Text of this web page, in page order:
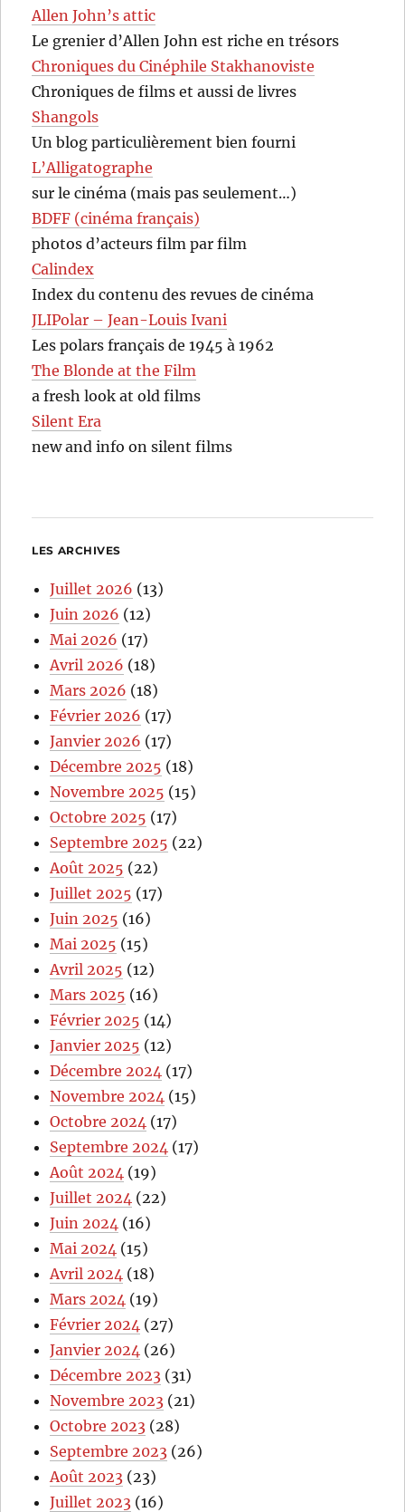
Allen John’s attic
Le grenier d’Allen John est riche en trésors
Chroniques du Cinéphile Stakhanoviste
Chroniques de films et aussi de livres
Shangols
Un blog particulièrement bien fourni
L’Alligatographe
sur le cinéma (mais pas seulement…)
BDFF (cinéma français)
photos d’acteurs film par film
Calindex
Index du contenu des revues de cinéma
JLIPolar – Jean-Louis Ivani
Les polars français de 1945 à 1962
The Blonde at the Film
a fresh look at old films
Silent Era
new and info on silent films
LES ARCHIVES
Juillet 2026 (13)
Juin 2026 (12)
Mai 2026 (17)
Avril 2026 (18)
Mars 2026 (18)
Février 2026 (17)
Janvier 2026 (17)
Décembre 2025 (18)
Novembre 2025 (15)
Octobre 2025 (17)
Septembre 2025 (22)
Août 2025 (22)
Juillet 2025 (17)
Juin 2025 (16)
Mai 2025 (15)
Avril 2025 (12)
Mars 2025 (16)
Février 2025 (14)
Janvier 2025 (12)
Décembre 2024 (17)
Novembre 2024 (15)
Octobre 2024 (17)
Septembre 2024 (17)
Août 2024 (19)
Juillet 2024 (22)
Juin 2024 (16)
Mai 2024 (15)
Avril 2024 (18)
Mars 2024 (19)
Février 2024 (27)
Janvier 2024 (26)
Décembre 2023 (31)
Novembre 2023 (21)
Octobre 2023 (28)
Septembre 2023 (26)
Août 2023 (23)
Juillet 2023 (16)